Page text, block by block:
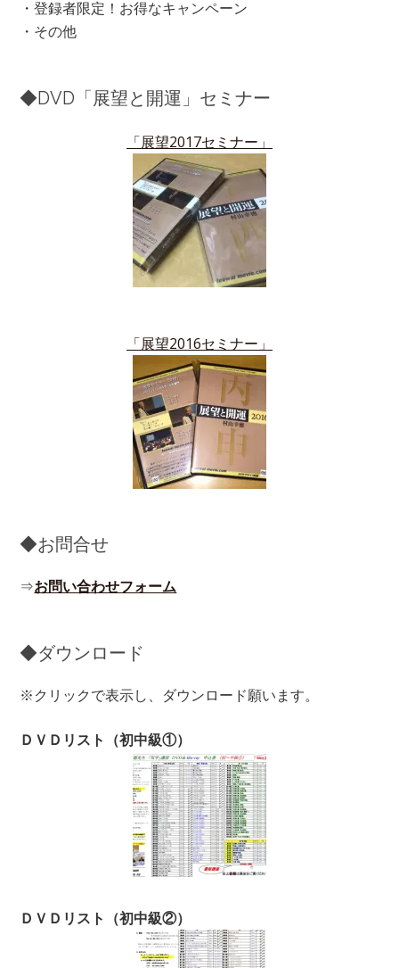
・登録者限定！お得なキャンペーン
・その他
◆DVD「展望と開運」セミナー
「展望2017セミナー」
「展望2016セミナー」
◆お問合せ
⇒お問い合わせフォーム
◆ダウンロード
※クリックで表示し、ダウンロード願います。
ＤＶＤリスト（初中級①）
ＤＶＤリスト（初中級②）